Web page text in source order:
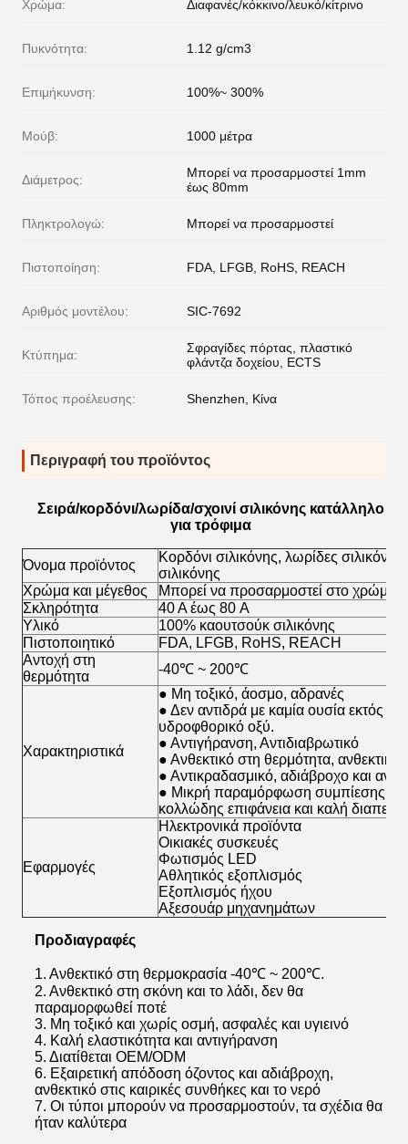
Χρώμα: Διαφανές/κόκκινο/λευκό/κίτρινο
Πυκνότητα: 1.12 g/cm3
Επιμήκυνση: 100%~ 300%
Μούβ: 1000 μέτρα
Διάμετρος:
Μπορεί να προσαρμοστεί 1mm
έως 80mm
Πληκτρολογώ: Μπορεί να προσαρμοστεί
Πιστοποίηση: FDA, LFGB, RoHS, REACH
Αριθμός μοντέλου: SIC-7692
Κτύπημα:
Σφραγίδες πόρτας, πλαστικό
φλάντζα δοχείου, ECTS
Τόπος προέλευσης: Shenzhen, Κίνα
Περιγραφή του προϊόντος
Σειρά/κορδόνι/λωρίδα/σχοινί σιλικόνης κατάλληλο
για τρόφιμα
Όνομα προϊόντος
Κορδόνι σιλικόνης, λωρίδες
σιλικόνης
Χρώμα και μέγεθος
Μπορεί να προσαρμοστεί στο χρώμα
Σκληρότητα
40 A έως 80 A
Υλικό
100% καουτσούκ σιλικόνης
Πιστοποιητικό
FDA, LFGB, RoHS, REACH
Αντοχή στη
θερμότητα
-40℃ ~ 200℃
Χαρακτηριστικά
● Μη τοξικό, άοσμο, αδρανές
● Δεν αντιδρά με καμία ουσία εκτός
υδροφθορικό οξύ.
● Αντιγήρανση, Αντιδιαβρωτικό
● Ανθεκτικό στη θερμότητα,
● Αντικραδασμικό, αδιάβροχο και
● Μικρή παραμόρφωση συμπίεσης,
κολλώδης επιφάνεια και καλή
Εφαρμογές
Ηλεκτρονικά προϊόντα
Οικιακές συσκευές
Φωτισμός LED
Αθλητικός εξοπλισμός
Εξοπλισμός ήχου
Αξεσουάρ μηχανημάτων
Προδιαγραφές
1. Ανθεκτικό στη θερμοκρασία -40℃ ~ 200℃.
2. Ανθεκτικό στη σκόνη και το λάδι, δεν θα
παραμορφωθεί ποτέ
3. Μη τοξικό και χωρίς οσμή, ασφαλές και υγιεινό
4. Καλή ελαστικότητα και αντιγήρανση
5. Διατίθεται OEM/ODM
6. Εξαιρετική απόδοση όζοντος και αδιάβροχη,
ανθεκτικό στις καιρικές συνθήκες και το νερό
7. Οι τύποι μπορούν να προσαρμοστούν, τα σχέδια θα
ήταν καλύτερα